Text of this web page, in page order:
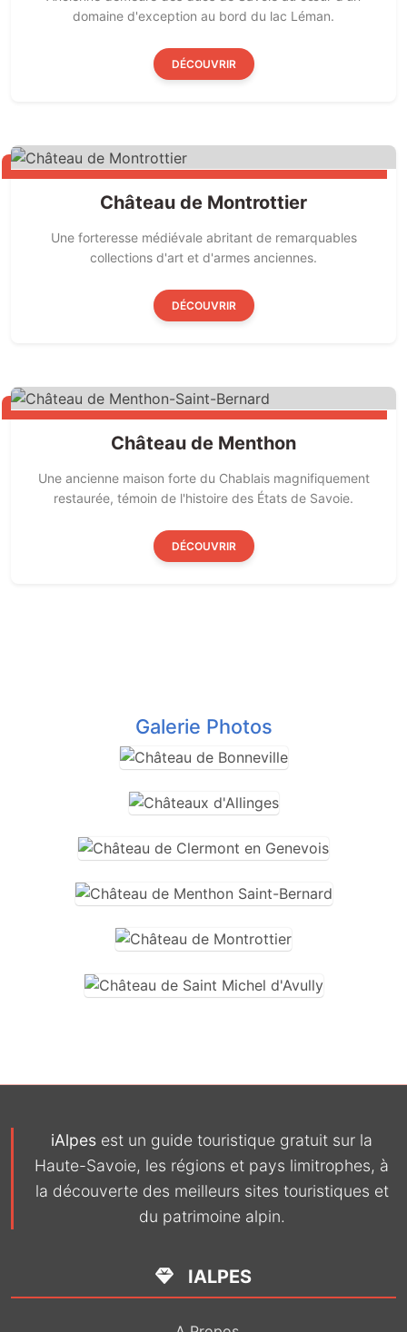
domaine d'exception au bord du lac Léman.
DÉCOUVRIR
Château de Montrottier
Une forteresse médiévale abritant de remarquables
collections d'art et d'armes anciennes.
DÉCOUVRIR
Château de Menthon
Une ancienne maison forte du Chablais magnifiquement
restaurée, témoin de l'histoire des États de Savoie.
DÉCOUVRIR
Galerie Photos
iAlpes est un guide touristique gratuit sur la
Haute-Savoie, les régions et pays limitrophes, à
la découverte des meilleurs sites touristiques et
du patrimoine alpin.
IALPES